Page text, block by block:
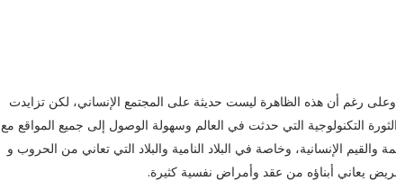
رغم أن هذه الظاهرة ليست حديثة على المجتمع الإنساني، لكن تزايدت
التكنولوجية التي حدثت في العالم وسهولة الوصول إلى جميع المواقع مع
والقيم الإنسانية، وخاصة في البلاد النامية والبلاد التي تعاني من الحروب و
يعاني أبناؤه من عقد وأمراض نفسية كثيرة.